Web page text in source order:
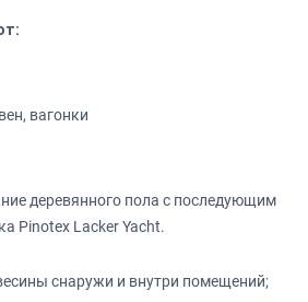
вагонки
деревянного пола с последующим
Pinotex Lacker Yacht.
снаружи и внутри помещений;